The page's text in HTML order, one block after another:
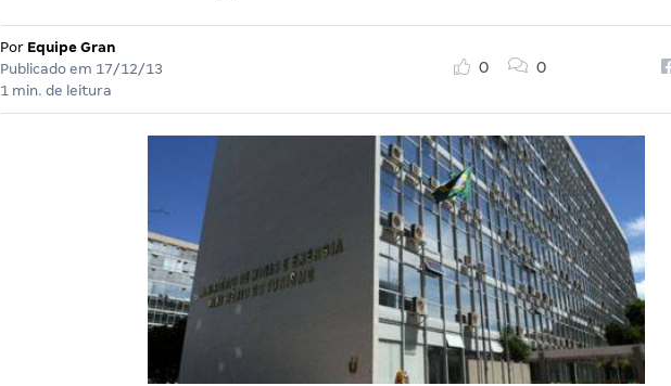
Por Equipe Gran
Publicado em 17/12/13
1 min. de leitura
0 0